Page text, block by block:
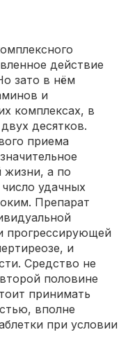
действие
зато в нём
и
комплексах, в
десятков.
приема
жизни, а по
удачных
Препарат
прогрессирующей
и
Средство не
половине
принимать
вполне
при условии